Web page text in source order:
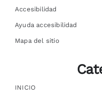
Accesibilidad
Ayuda accesibilidad
Mapa del sitio
INICIO